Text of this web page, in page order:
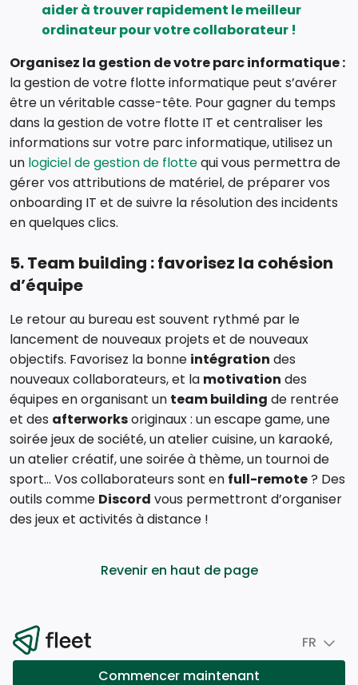
aider à trouver rapidement le meilleur
ordinateur pour votre collaborateur !
Organisez la gestion de votre parc informatique :
la gestion de votre flotte informatique peut s’avérer
être un véritable casse-tête. Pour gagner du temps
dans la gestion de votre flotte IT et centraliser les
informations sur votre parc informatique, utilisez un
un logiciel de gestion de flottequi vous permettra de
gérer vos attributions de matériel, de préparer vos
onboarding IT et de suivre la résolution des incidents
en quelques clics.
5. Team building : favorisez la cohésion
d’équipe
Le retour au bureau est souvent rythmé par le
lancement de nouveaux projets et de nouveaux
objectifs. Favorisez la bonne intégration des
nouveaux collaborateurs, et la motivation des
équipes en organisant un team building de rentrée
et des afterworksoriginaux : un escape game, une
soirée jeux de société, un atelier cuisine, un karaoké,
un atelier créatif, une soirée à thème, un tournoi de
sport… Vos collaborateurs sont en full-remote? Des
outils comme Discord vous permettront d’organiser
des jeux et activités à distance !
Revenir en haut de page
FR
Commencer maintenant